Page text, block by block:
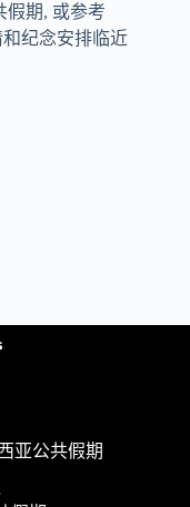
假期, 或参考
纪念安排临近
亚公共假期